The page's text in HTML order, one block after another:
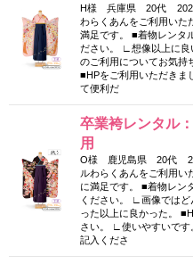
H様 兵庫県 20代 2026
わらくあんをご利用い
満足です。 ■着物レンタ
ださい。 ∟想像以上に良
のご利用についてお気持
■HPをご利用いただきま
て便利だ
卒業袴レンタル
用
O様 鹿児島県 20代
ルわらくあんをご利用
に満足です。 ■着物レン
ください。 ∟画像ではど
った以上に良かった。
さい。 ∟使いやすいです
記入くださ